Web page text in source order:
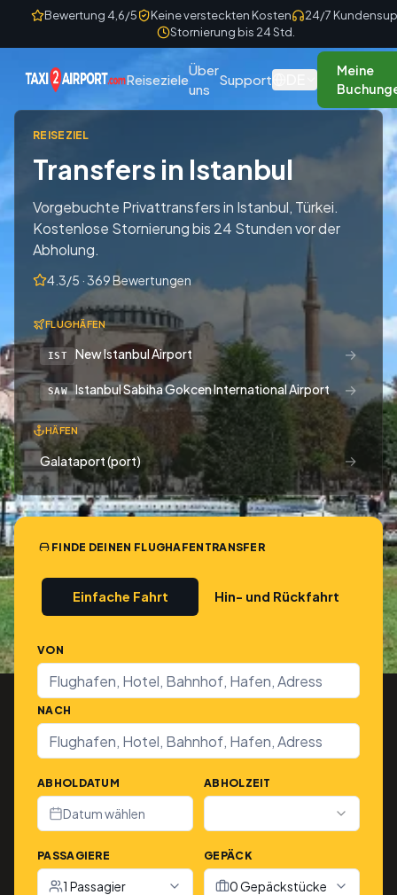
Skip to content
Bewertung 4,6/5 Keine versteckten Kosten
24/7
Stornierung bis 24 Std.
Reiseziele
Über
uns
Support
Meine
REISEZIEL
Transfers in Istanbul
Vorgebuchte Privattransfers in Istanbul, Türkei.
Kostenlose Stornierung bis 24 Stunden vor der
Abholung.
4.3/5 · 369 Bewertungen
FLUGHÄFEN
IST New Istanbul Airport →
SAW Istanbul Sabiha Gokcen International Airport →
HÄFEN
Galataport (port) →
FINDE DEINEN FLUGHAFENTRANSFER
Einfache Fahrt Hin- und Rückfahrt
VON
NACH
ABHOLDATUM
Datum wählen
ABHOLZEIT
PASSAGIERE
1 Passagier
GEPÄCK
0 Gepäckstücke